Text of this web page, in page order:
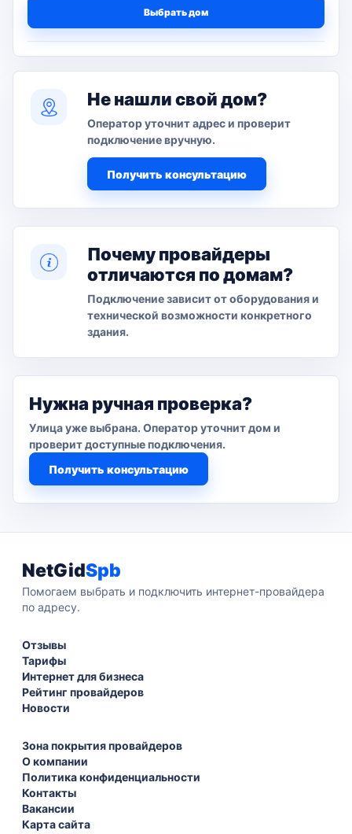
Выбрать дом
Не нашли свой дом?
Оператор уточнит адрес и проверит
подключение вручную.
Получить консультацию
Почему провайдеры
отличаются по домам?
Подключение зависит от оборудования и
технической возможности конкретного
здания.
Нужна ручная проверка?
Улица уже выбрана. Оператор уточнит дом и
проверит доступные подключения.
Получить консультацию
NetGidSpb
Помогаем выбрать и подключить интернет-провайдера
по адресу.
Отзывы
Тарифы
Интернет для бизнеса
Рейтинг провайдеров
Новости
Зона покрытия провайдеров
О компании
Политика конфиденциальности
Контакты
Вакансии
Карта сайта